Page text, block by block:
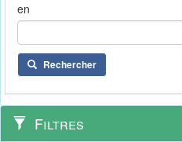
en
Rechercher
Filtres